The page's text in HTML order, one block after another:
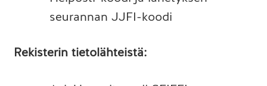
seurannan JJFI-koodi
Rekisterin tietolähteistä: